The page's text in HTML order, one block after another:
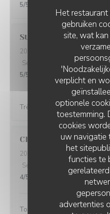
Het restaurant
gebruiken
site, wat
verplicht en
optionele
toestemming.
cookies
uw navigatie
het
functies te
advertenties
5/5
Stéphanie L
2024-02-25
- 12:00 - Gasten 4
Service
Atmosfeer: 5/5
5/5
Très belle présentation et
Christine D
2024-02-25
- 18:45 - Gasten 3
Service
Atmosfeer :
4/5
Toujours aussi bonnes